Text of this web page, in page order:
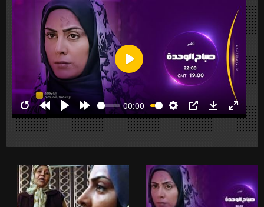
RestartRewind
10s
Play Forward
10s
00:00
Settings
PIP Download
Enter
Play